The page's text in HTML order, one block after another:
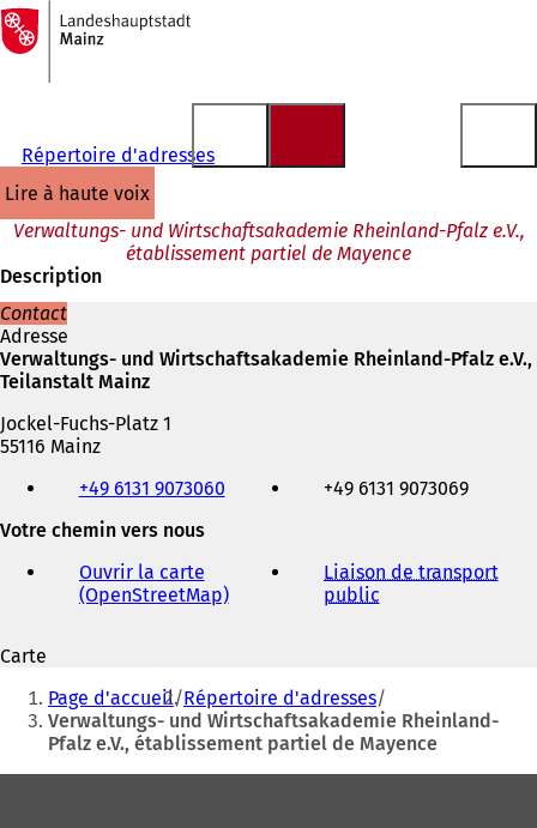
Accéder au contenu
Vers
la
page
d'accueil
Répertoire d'adresses
lire à haute voix
Verwaltungs- und Wirtschaftsakademie Rheinland-Pfalz e.V.,
établissement partiel de Mayence
Description
Contact
Adresse
Verwaltungs- und Wirtschaftsakademie Rheinland-Pfalz e.V.,
Teilanstalt Mainz
Jockel-Fuchs-Platz 1
55116 Mainz
adresse
électronique
+49 6131 9073060
+49 6131 9073069
Votre chemin vers nous
Ouvrir la carte
(OpenStreetMap)(
u
v
r
e
d
Liaison de transport
public
u
v
r
e
d
Carte
Vous
êtes
:
Page d'accueil Répertoire d'adresses
Verwaltungs- und Wirtschaftsakademie Rheinland-
Pfalz e.V., établissement partiel de Mayence